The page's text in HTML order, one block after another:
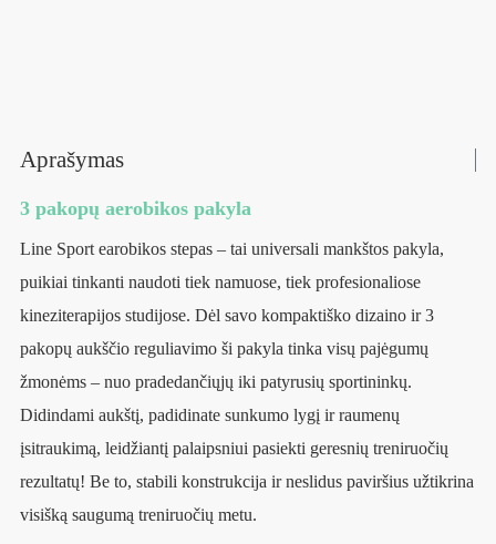
Aprašymas
3 pakopų aerobikos pakyla
Line Sport earobikos stepas – tai universali mankštos pakyla,
puikiai tinkanti naudoti tiek namuose, tiek profesionaliose
kineziterapijos studijose. Dėl savo kompaktiško dizaino ir 3
pakopų aukščio reguliavimo ši pakyla tinka visų pajėgumų
žmonėms – nuo pradedančiųjų iki patyrusių sportininkų.
Didindami aukštį, padidinate sunkumo lygį ir raumenų
įsitraukimą, leidžiantį palaipsniui pasiekti geresnių treniruočių
rezultatų! Be to, stabili konstrukcija ir neslidus paviršius užtikrina
visišką saugumą treniruočių metu.